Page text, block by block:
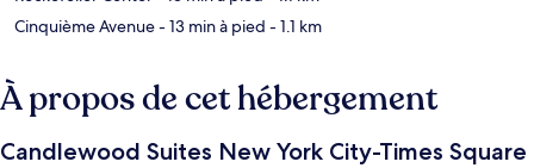
Cinquième Avenue- 13 min à pied - 1.1 km
À propos de cet hébergement
Candlewood Suites New York City-Times Square